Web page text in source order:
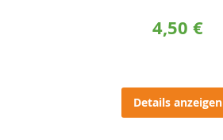
4,50 €
Details anzeigen